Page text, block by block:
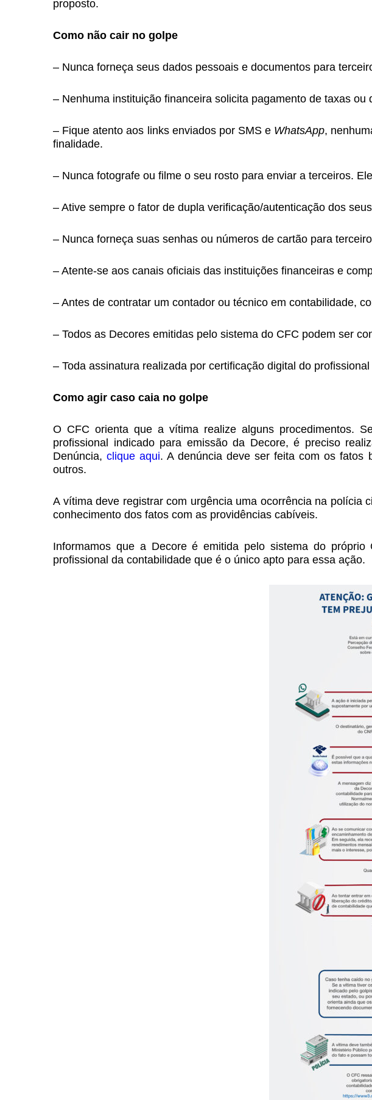
proposto.
Como não cair no golpe
– Nunca forneça seus dados pessoais e documentos para
– Nenhuma instituição financeira solicita pagamento de taxas
– Fique atento aos links enviados por SMS e WhatsApp,
finalidade.
– Nunca fotografe ou filme o seu rosto para enviar a terceiros.
– Ative sempre o fator de dupla verificação/autenticação dos
– Nunca forneça suas senhas ou números de cartão para
– Atente-se aos canais oficiais das instituições financeiras e
– Antes de contratar um contador ou técnico em contabilidade,
– Todos as Decores emitidas pelo sistema do CFC podem ser
– Toda assinatura realizada por certificação digital do
Como agir caso caia no golpe
O CFC orienta que a vítima realize alguns procedimentos.
profissional indicado para emissão da Decore, é preciso
Denúncia,clique aqui. A denúncia deve ser feita com os fatos
outros.
A vítima deve registrar com urgência uma ocorrência na polícia
conhecimento dos fatos com as providências cabíveis.
Informamos que a Decore é emitida pelo sistema do
profissional da contabilidade que é o único apto para essa ação.